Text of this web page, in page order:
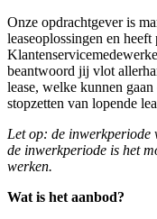
Onze opdrachtgever is
leaseoplossingen en
beantwoord jij vlot
lease, welke kunnen
stopzetten van lopende
Let op: de inwerkperiode
de inwerkperiode is het
werken.
Wat is het aanbod?